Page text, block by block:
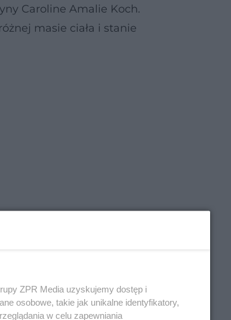
Caroline Amalie Koch.
masie ciała i stanie
ZPR Media uzyskujemy dostęp i
osobowe, takie jak unikalne identyfikatory,
w celu zapewniania